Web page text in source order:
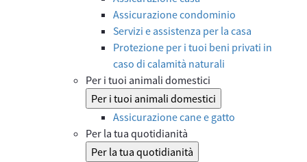
Assicurazione condominio
Servizi e assistenza per la casa
Protezione per i tuoi beni privati in
caso di calamità naturali
Per i tuoi animali domestici
Per i tuoi animali domestici
Assicurazione cane e gatto
Per la tua quotidianità
Per la tua quotidianità